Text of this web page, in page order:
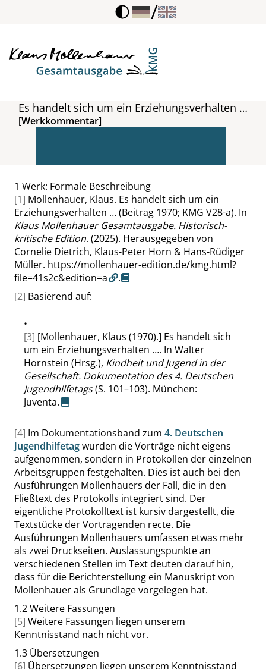
/
Es handelt sich um ein Erziehungsverhalten …
[Werkkommentar]
1 Werk: Formale Beschreibung
[1] Mollenhauer, Klaus. Es handelt sich um ein
Erziehungsverhalten … (Beitrag 1970; KMG V28-a). In
Klaus Mollenhauer Gesamtausgabe. Historisch-
kritische Edition. (2025). Herausgegeben von
Cornelie Dietrich, Klaus-Peter Horn & Hans-Rüdiger
Müller. https://mollenhauer-edition.de/kmg.html?
file=41s2c&edition=a
.
[2] Basierend auf:
•
[3] [Mollenhauer, Klaus (1970).] Es handelt sich
um ein Erziehungsverhalten …. In Walter
Hornstein (Hrsg.), Kindheit und Jugend in der
Gesellschaft. Dokumentation des 4. Deutschen
Jugendhilfetags(S. 101–103). München:
Juventa.
[4] Im Dokumentationsband zum 4. Deutschen
Jugendhilfetagwurden die Vorträge nicht eigens
aufgenommen, sondern in Protokollen der einzelnen
Arbeitsgruppen festgehalten. Dies ist auch bei den
Ausführungen Mollenhauers der Fall, die in den
Fließtext des Protokolls integriert sind. Der
eigentliche Protokolltext ist kursiv dargestellt, die
Textstücke der Vortragenden recte. Die
Ausführungen Mollenhauers umfassen etwas mehr
als zwei Druckseiten. Auslassungspunkte an
verschiedenen Stellen im Text deuten darauf hin,
dass für die Berichterstellung ein Manuskript von
Mollenhauer als Grundlage vorgelegen hat.
1.2Weitere Fassungen
[5] Weitere Fassungen liegen unserem
Kenntnisstand nach nicht vor.
1.3 Übersetzungen
[6] Übersetzungen liegen unserem Kenntnisstand